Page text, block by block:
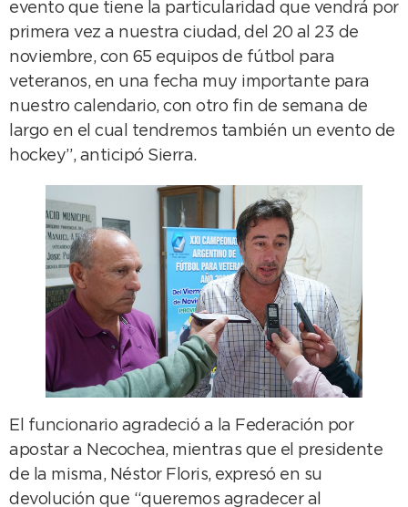
evento que tiene la particularidad que vendrá por
primera vez a nuestra ciudad, del 20 al 23 de
noviembre, con 65 equipos de fútbol para
veteranos, en una fecha muy importante para
nuestro calendario, con otro fin de semana de
largo en el cual tendremos también un evento de
hockey”, anticipó Sierra.
El funcionario agradeció a la Federación por
apostar a Necochea, mientras que el presidente
de la misma, Néstor Floris, expresó en su
devolución que “queremos agradecer al